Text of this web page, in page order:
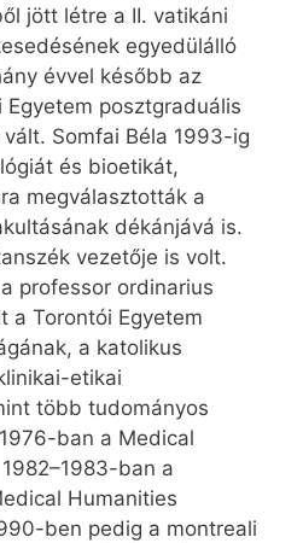
jött létre a II. vatikáni
egyedülálló
évvel később az
posztgraduális
Somfai Béla 1993-ig
és bioetikát,
megválasztották a
dékánjává is.
vezetője is volt.
professor ordinarius
a Torontói Egyetem
a katolikus
etikai
több tudományos
ban a Medical
ban a
Humanities
ben pedig a montreali